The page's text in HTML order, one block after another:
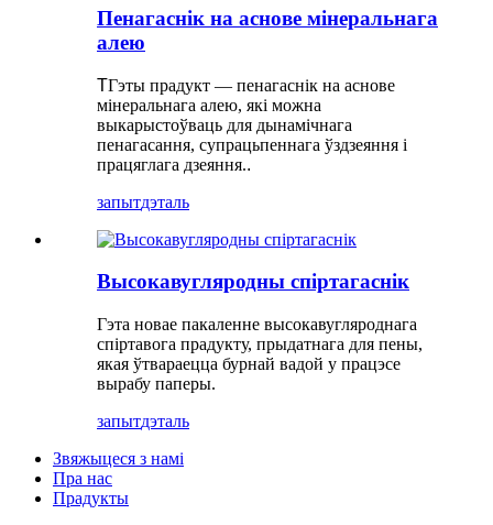
Пенагаснік на аснове мінеральнага
алею
TГэты прадукт — пенагаснік на аснове
мінеральнага алею, які можна
выкарыстоўваць для дынамічнага
пенагасання, супрацьпеннага ўздзеяння і
працяглага дзеяння..
запытдэталь
Высокавугляродны спіртагаснік
Гэта новае пакаленне высокавугляроднага
спіртавога прадукту, прыдатнага для пены,
якая ўтвараецца бурнай вадой у працэсе
вырабу паперы.
запытдэталь
Звяжыцеся з намі
Пра нас
Прадукты